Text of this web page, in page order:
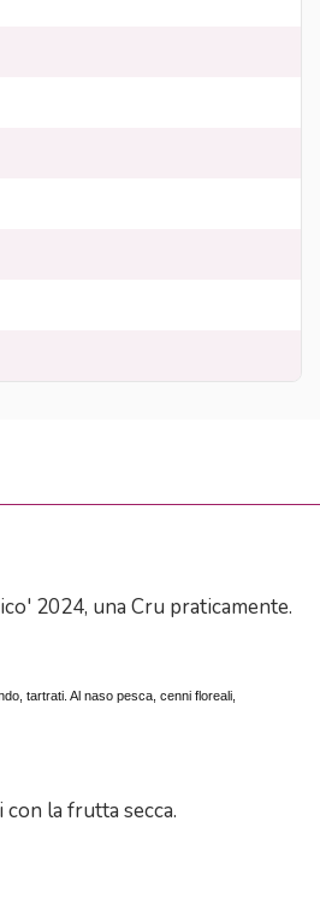
2024, una Cru praticamente.
tartrati. Al naso pesca, cenni floreali,
la frutta secca.